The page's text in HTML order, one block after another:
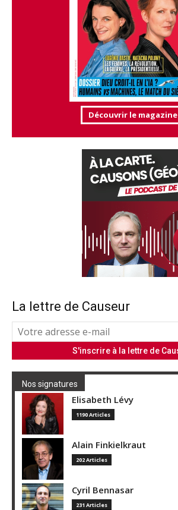
Découvrir le magazine
La lettre de Causeur
Nos signatures
Elisabeth Lévy
1190 Articles
Alain Finkielkraut
202 Articles
Cyril Bennasar
231 Articles